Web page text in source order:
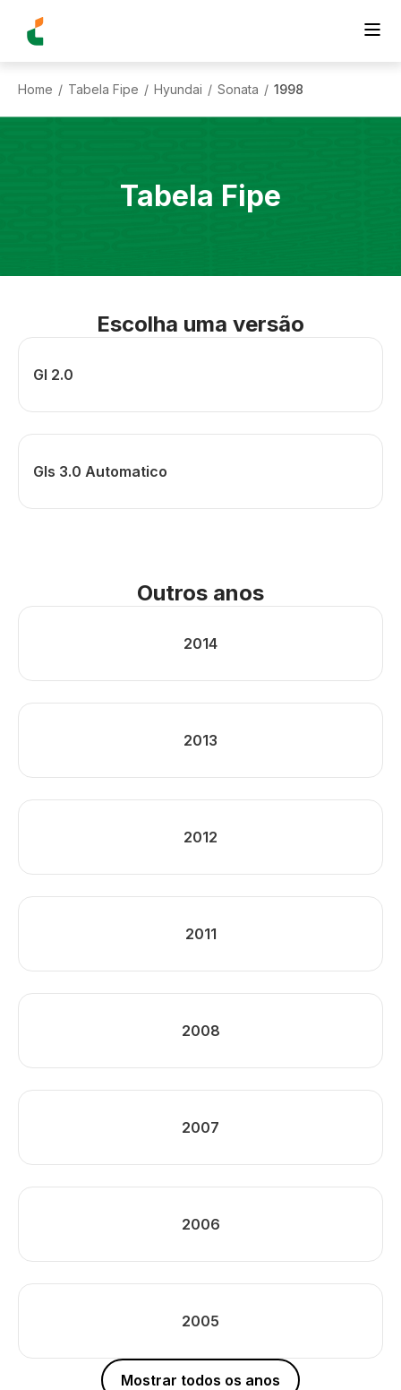
Home / Tabela Fipe / Hyundai / Sonata / 1998
Tabela Fipe
Escolha uma versão
Gl 2.0
Gls 3.0 Automatico
Outros anos
2014
2013
2012
2011
2008
2007
2006
2005
Mostrar todos os anos